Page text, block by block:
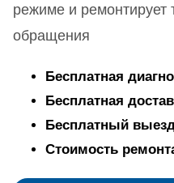
режиме и ремонтирует
обращения
Бесплатная
Бесплатная
Бесплатный
Стоимость